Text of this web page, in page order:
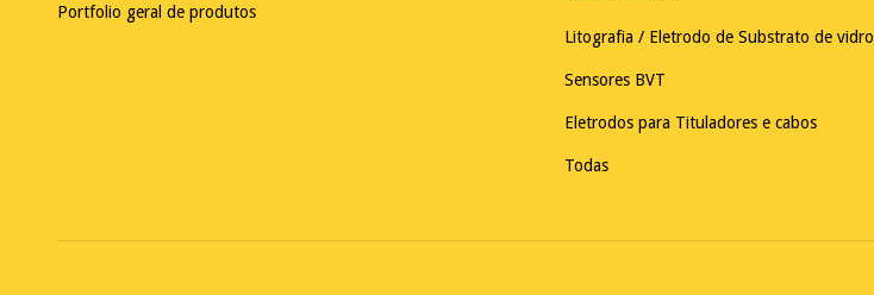
Portfolio geral de produtos
Litografia / Eletrodo de Substrato de vidro
Sensores BVT
Eletrodos para Tituladores e cabos
Todas